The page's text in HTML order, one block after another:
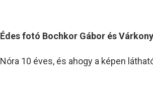
Édes fotó Bochkor Gábor és
Nóra 10 éves, és ahogy a képen